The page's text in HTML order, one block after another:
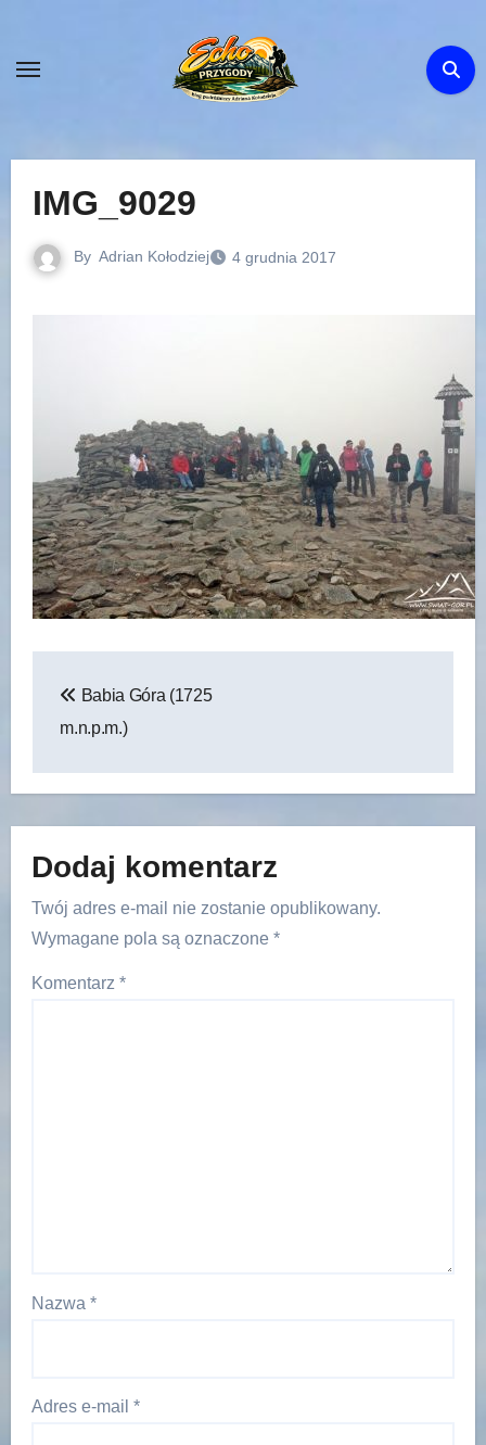
content
IMG_9029
By Adrian Kołodziej 4 grudnia 2017
wpisu
Babia Góra (1725
m.n.p.m.)
Dodaj komentarz
Twój adres e-mail nie zostanie opublikowany.
Wymagane pola są oznaczone *
Komentarz *
Nazwa *
Adres e-mail *